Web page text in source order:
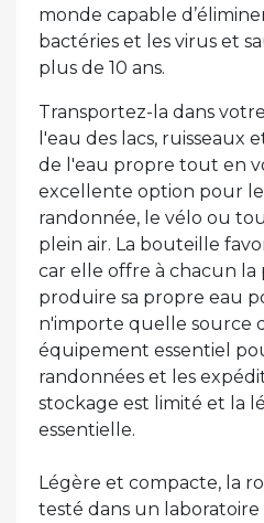
monde capable
bactéries et les virus et
plus de 10 ans.
Transportez-la dans
l'eau des lacs, ruisseaux
de l'eau propre tout en
excellente option pour le
randonnée, le vélo ou
plein air. La bouteille
car elle offre à chacun la
produire sa propre eau
n'importe quelle source
équipement essentiel
randonnées et les
stockage est limité et la
essentielle.
Légère et compacte, la
testé dans un